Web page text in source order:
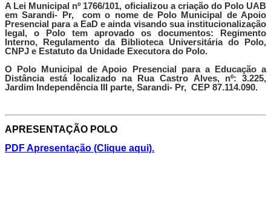
A Lei Municipal nº 1766/101, oficializou a criação do Polo UAB
em Sarandi- Pr, com o nome de Polo Municipal de Apoio
Presencial para a EaD e ainda visando sua institucionalização
legal, o Polo tem aprovado os documentos: Regimento
Interno, Regulamento da Biblioteca Universitária do Polo,
CNPJ e Estatuto da Unidade Executora do Polo.
O Polo Municipal de Apoio Presencial para a Educação a
Distância está localizado na Rua Castro Alves, nº: 3.225,
Jardim Independência III parte, Sarandi- Pr, CEP 87.114.090.
APRESENTAÇÃO POLO
PDF Apresentação (Clique aqui).